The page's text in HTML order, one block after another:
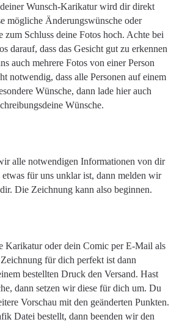
Wunsch-Karikatur wird dir direkt
mögliche Änderungswünsche oder
zum Schluss deine Fotos hoch. Achte bei
darauf, dass das Gesicht gut zu erkennen
auch mehrere Fotos von einer Person
notwendig, dass alle Personen auf einem
Wünsche, dann lade hier auch
Wünsche.
alle notwendigen Informationen von dir
etwas für uns unklar ist, dann melden wir
Die Zeichnung kann also beginnen.
Karikatur oder dein Comic per E-Mail als
für dich perfekt ist dann
bestellten Druck den Versand. Hast
dann setzen wir diese für dich um. Du
Vorschau mit den geänderten Punkten.
Datei bestellt, dann beenden wir den